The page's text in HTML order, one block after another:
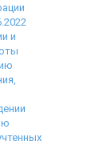
и